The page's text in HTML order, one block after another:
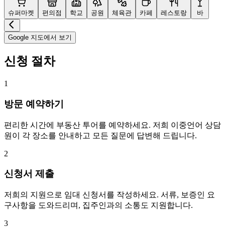
슈퍼마켓 편의점 학교 공원 체육관 카페 레스토랑 바
Google 지도에서 보기
신청 절차
1
방문 예약하기
편리한 시간에 부동산 투어를 예약하세요. 저희 이중언어 상담
원이 각 장소를 안내하고 모든 질문에 답변해 드립니다.
2
신청서 제출
저희의 지원으로 임대 신청서를 작성하세요. 서류, 보증인 요
구사항을 도와드리며, 집주인과의 소통도 지원합니다.
3